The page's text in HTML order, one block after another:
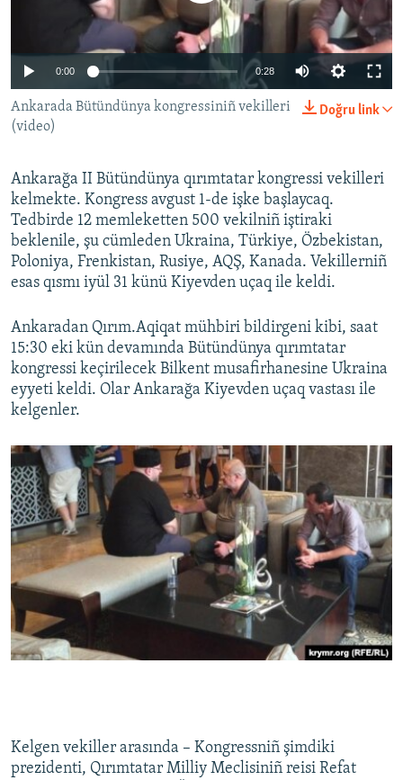
Українською
QOŞULIÑIZ!
RFE/RS bütün saytları
0:00 0:28
Doğru link
Ankarada Bütündünya kongressiniñ vekilleri
(video)
Ankarağa II Bütündünya qırımtatar kongressi vekilleri
kelmekte. Kongress avgust 1-de işke başlaycaq.
Tedbirde 12 memleketten 500 vekilniñ iştiraki
beklenile, şu cümleden Ukraina, Türkiye, Özbekistan,
Poloniya, Frenkistan, Rusiye, AQŞ, Kanada. Vekillerniñ
esas qısmı iyül 31 künü Kiyevden uçaq ile keldi.
Ankaradan Qırım.Aqiqat mühbiri bildirgeni kibi, saat
15:30 eki kün devamında Bütündünya qırımtatar
kongressi keçirilecek Bilkent musafirhanesine Ukraina
eyyeti keldi. Olar Ankarağa Kiyevden uçaq vastası ile
kelgenler.
Kelgen vekiller arasında – Kongressniñ şimdiki
prezidenti, Qırımtatar Milliy Meclisiniñ reisi Refat